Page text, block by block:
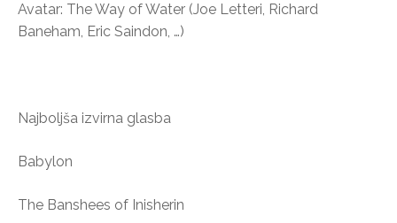
Avatar: The Way of Water (Joe Letteri, Richard
Baneham, Eric Saindon, …)
Najboljša izvirna glasba
Babylon
The Banshees of Inisherin